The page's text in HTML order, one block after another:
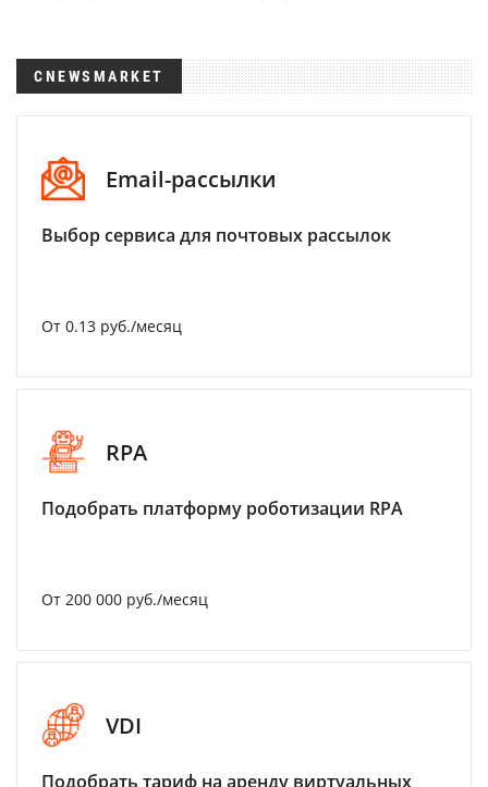
CNEWSMARKET
Email-рассылки
Выбор сервиса для почтовых рассылок
От 0.13 руб./месяц
RPA
Подобрать платформу роботизации RPA
От 200 000 руб./месяц
VDI
Подобрать тариф на аренду виртуальных